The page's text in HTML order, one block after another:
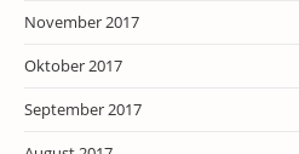
November 2017
Oktober 2017
September 2017